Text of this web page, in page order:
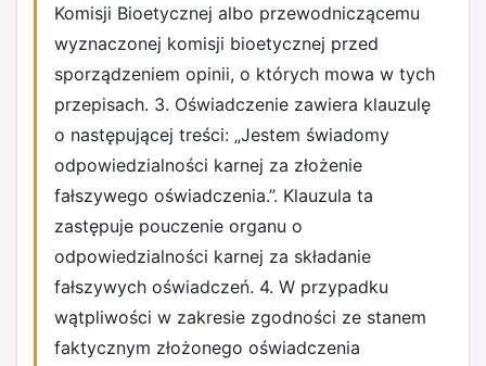
Komisji Bioetycznej albo przewodniczącemu
wyznaczonej komisji bioetycznej przed
sporządzeniem opinii, o których mowa w tych
przepisach. 3. Oświadczenie zawiera klauzulę
o następującej treści: „Jestem świadomy
odpowiedzialności karnej za złożenie
fałszywego oświadczenia.”. Klauzula ta
zastępuje pouczenie organu o
odpowiedzialności karnej za składanie
fałszywych oświadczeń. 4. W przypadku
wątpliwości w zakresie zgodności ze stanem
faktycznym złożonego oświadczenia